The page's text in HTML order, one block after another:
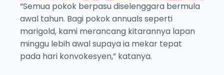
“Semua pokok berpasu diselenggara bermula
awal tahun. Bagi pokok annuals seperti
marigold, kami merancang kitarannya lapan
minggu lebih awal supaya ia mekar tepat
pada hari konvokesyen,” katanya.